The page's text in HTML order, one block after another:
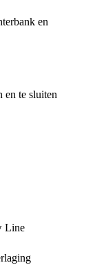
en
en te sluiten
Line